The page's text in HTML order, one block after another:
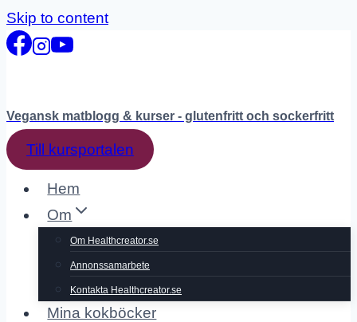
Skip to content
Vegansk matblogg & kurser - glutenfritt och sockerfritt
Till kursportalen
Hem
Om
Om Healthcreator.se
Annonssamarbete
Kontakta Healthcreator.se
Mina kokböcker